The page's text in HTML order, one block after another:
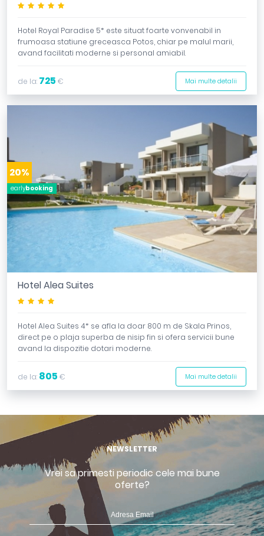
Hotel Royal Paradise 5* este situat foarte vonvenabil in
frumoasa statiune greceasca Potos, chiar pe malul marii,
avand facilitati moderne si personal amiabil.
de la: 725 € Mai multe detalii
Hotel Alea Suites
earlybooking
20%
Hotel Alea Suites 4* se afla la doar 800 m de Skala Prinos,
direct pe o plaja superba de nisip fin si ofera servicii bune
avand la dispozitie dotari moderne.
de la: 805 € Mai multe detalii
NEWSLETTER
Vrei sa primesti periodic cele mai bune
oferte?